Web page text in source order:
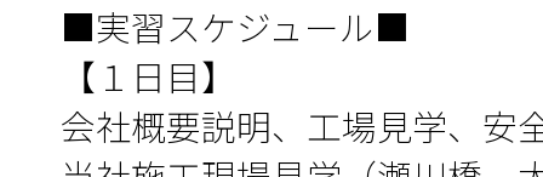
■実習スケジュール■
【１日目】
会社概要説明、工場見学、安